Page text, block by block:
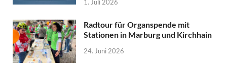
1. Juli 2026
Radtour für Organspende mit
Stationen in Marburg und Kirchhain
24. Juni 2026